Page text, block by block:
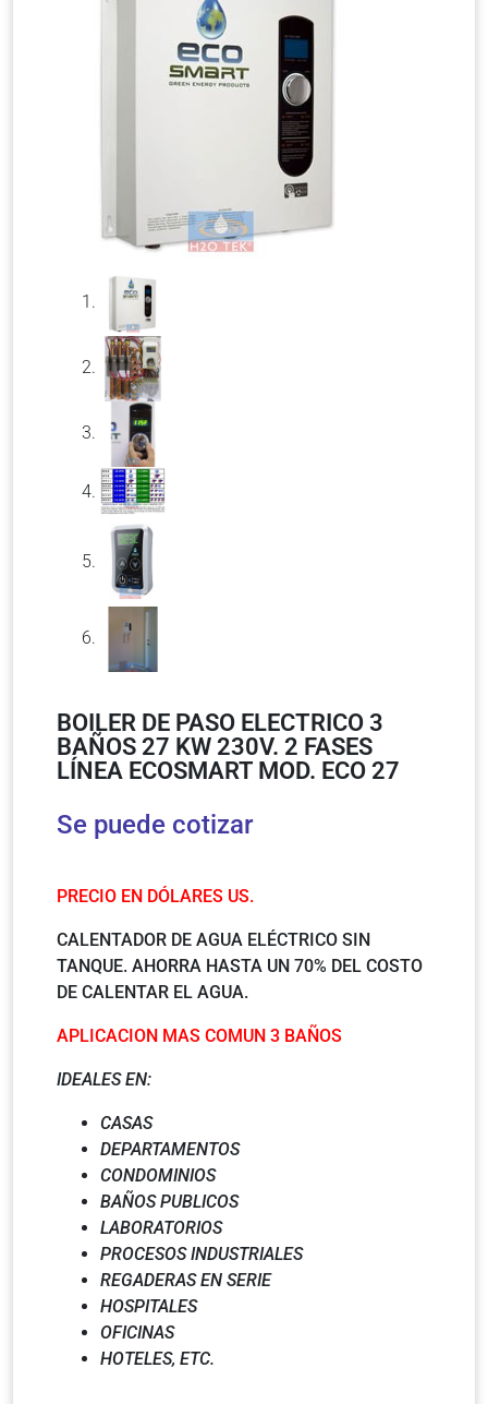
BOILER DE PASO ELECTRICO 3
BAÑOS 27 KW 230V. 2 FASES
LÍNEA ECOSMART MOD. ECO 27
Se puede cotizar
PRECIO EN DÓLARES US.
CALENTADOR DE AGUA ELÉCTRICO SIN
TANQUE. AHORRA HASTA UN 70% DEL COSTO
DE CALENTAR EL AGUA.
APLICACION MAS COMUN 3 BAÑOS
IDEALES EN:
CASAS
DEPARTAMENTOS
CONDOMINIOS
BAÑOS PUBLICOS
LABORATORIOS
PROCESOS INDUSTRIALES
REGADERAS EN SERIE
HOSPITALES
OFICINAS
HOTELES, ETC.